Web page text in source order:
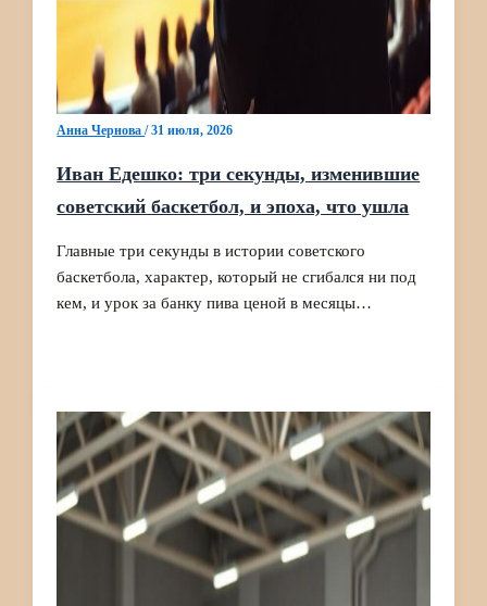
Анна Чернова/31 июля, 2026
Иван Едешко: три секунды, изменившие
советский баскетбол, и эпоха, что ушла
Главные три секунды в истории советского
баскетбола, характер, который не сгибался ни под
кем, и урок за банку пива ценой в месяцы…